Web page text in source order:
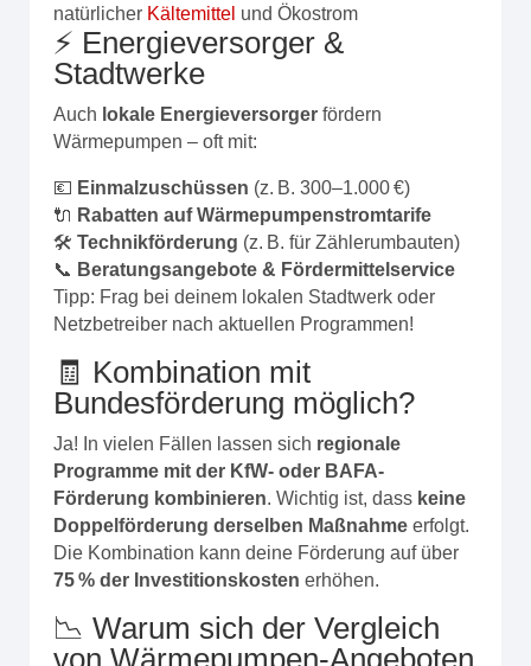
natürlicher Kältemittel und Ökostrom
⚡ Energieversorger &
Stadtwerke
Auch lokale Energieversorger fördern
Wärmepumpen – oft mit:
💶 Einmalzuschüssen (z. B. 300–1.000 €)
🔌 Rabatten auf Wärmepumpenstromtarife
🛠️ Technikförderung (z. B. für Zählerumbauten)
📞 Beratungsangebote & Fördermittelservice
Tipp: Frag bei deinem lokalen Stadtwerk oder
Netzbetreiber nach aktuellen Programmen!
🧾 Kombination mit
Bundesförderung möglich?
Ja! In vielen Fällen lassen sich regionale
Programme mit der KfW- oder BAFA-
Förderung kombinieren. Wichtig ist, dass keine
Doppelförderung derselben Maßnahme erfolgt.
Die Kombination kann deine Förderung auf über
75 % der Investitionskosten erhöhen.
📉 Warum sich der Vergleich
von Wärmepumpen-Angeboten